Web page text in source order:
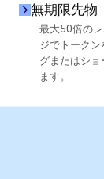
無期限先物
最大50倍のレ
ジでトークン
グまたはショ
ます。